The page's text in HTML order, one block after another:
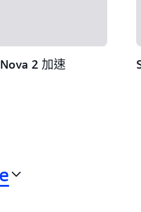
2 加速